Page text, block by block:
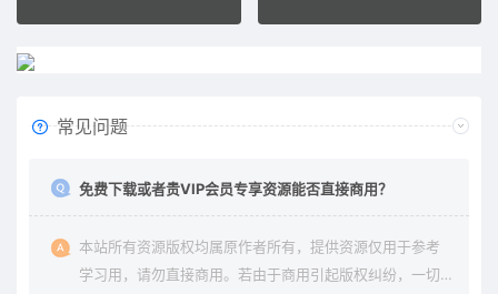
常见问题
免费下载或者贵VIP会员专享资源能否直接商用？
本站所有资源版权均属原作者所有，提供资源仅用于参考
学习用，请勿直接商用。若由于商用引起版权纠纷，一切